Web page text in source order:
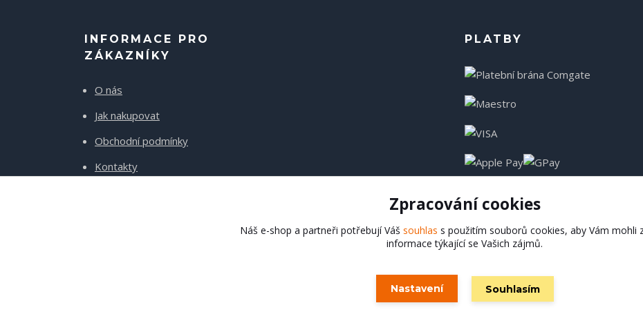
INFORMACE PRO
ZÁKAZNÍKY
O nás
Jak nakupovat
Obchodní podmínky
Kontakty
PLATBY
Hadladla.cz
Zpracování cookies
Náš e-shop a partneři potřebují Váš souhlas s použitím souborů cookies, aby Vám mohli
informace týkající se Vašich zájmů.
Nastavení Souhlasím